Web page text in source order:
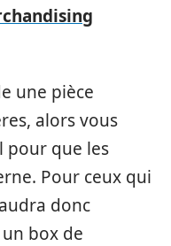
une pièce
alors vous
pour que les
Pour ceux qui
donc
box de